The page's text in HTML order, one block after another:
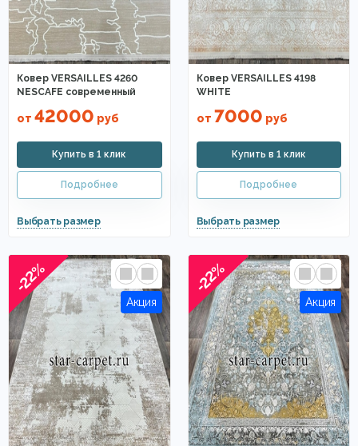
Ковер VERSAILLES 4260
NESCAFE современный
от 42000 руб
Ковер VERSAILLES 4198
WHITE
от 7000 руб
-22% -22%